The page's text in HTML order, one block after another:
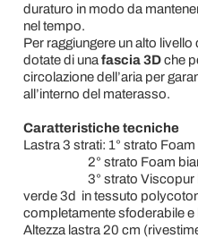
duraturo in modo da
nel tempo.
Per raggiungere un alto
dotate di una fascia 3Dche
circolazione dell’aria per
all’interno del materasso.
Caratteristiche tecniche
Lastra 3 strati: 1° strato
2° strato Foam bianco
3° strato Viscopur blu
verde 3d in tessuto
completamente sfoderabile e
Altezza lastra 20 cm